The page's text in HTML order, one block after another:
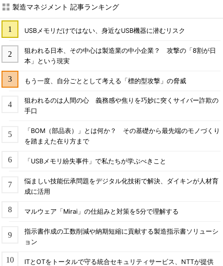
製造マネジメント 記事ランキング
USBメモリだけではない、身近なUSB機器に潜むリスク
狙われる日本、その中心は製造業の中小企業？ 攻撃の「8割が日
本」という現実
もう一度、自分ごととして考える「標的型攻撃」の脅威
狙われるのは人間の心 義務感や焦りを巧妙に突くサイバー詐欺の
手口
「BOM（部品表）」とは何か？ その基礎から最先端のモノづくり
を踏まえた在り方まで
「USBメモリ紛失事件」で私たちが学ぶべきこと
悩ましい技能伝承問題をデジタル化技術で解決、ダイキンが人材育
成に活用
マルウェア「Mirai」の仕組みと対策を5分で理解する
指示書作成の工数削減や納期短縮に貢献する製造指示書ソリューシ
ョン
ITとOTをトータルで守る統合セキュリティサービス、NTTが提供